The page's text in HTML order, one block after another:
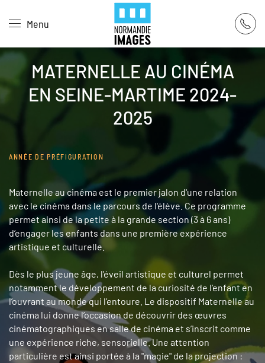
Skip to main content
Menu
MATERNELLE AU CINÉMA
EN SEINE-MARTIME 2024-
2025
ANNÉE DE PRÉFIGURATION
Maternelle au cinéma est le premier jalon d'une relation
avec le cinéma dans le parcours de l'élève. Ce programme
permet ainsi de la petite à la grande section (3 à 6 ans)
d’engager les enfants dans une première expérience
artistique et culturelle.
Dès le plus jeune âge, l'éveil artistique et culturel permet
notamment le développement de la curiosité de l’enfant en
l’ouvrant au monde qui l’entoure. Le dispositif Maternelle au
cinéma lui donne l’occasion de découvrir des œuvres
cinématographiques en salle de cinéma et s’inscrit comme
une expérience riche, sensorielle. Une attention
particulière est ainsi portée à la "magie" de la projection :
Panneau de gestion des cookies